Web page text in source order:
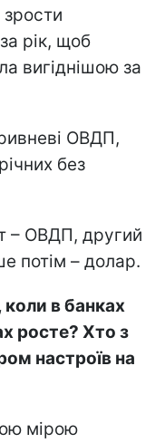
рік, щоб
вигіднішою за
ОВДП,
без
– ОВДП, другий
потім – долар.
в банках
росте? Хто з
настроїв на
мірою